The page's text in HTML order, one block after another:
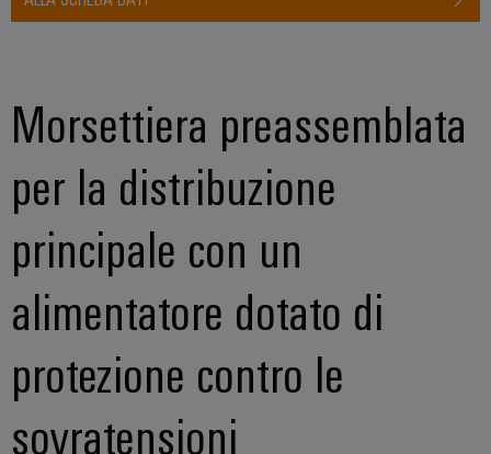
Morsettiera preassemblata
per la distribuzione
principale con un
alimentatore dotato di
protezione contro le
sovratensioni